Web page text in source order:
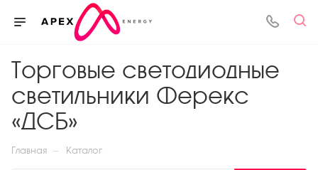
Торговые светодиодные
светильники Ферекс
«ДСБ»
Главная — Каталог